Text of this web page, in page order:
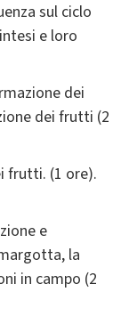
sul ciclo
e loro
dei
dei frutti (2
frutti. (1 ore).
e
la
in campo (2